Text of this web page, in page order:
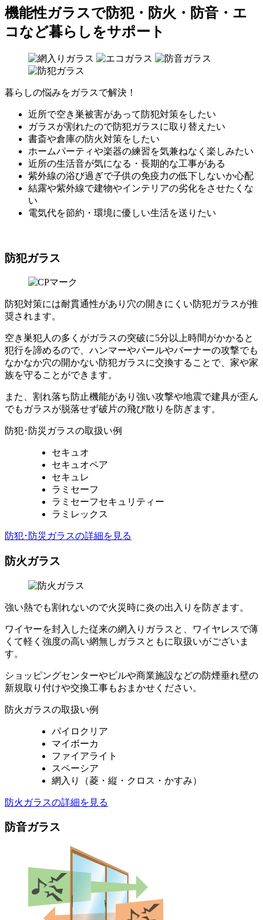
機能性ガラスで防犯・防火・防音・エ
コなど暮らしをサポート
暮らしの悩みをガラスで解決！
近所で空き巣被害があって防犯対策をしたい
ガラスが割れたので防犯ガラスに取り替えたい
書斎や倉庫の防火対策をしたい
ホームパーティや楽器の練習を気兼ねなく楽しみたい
近所の生活音が気になる・長期的な工事がある
紫外線の浴び過ぎで子供の免疫力の低下しないか心配
結露や紫外線で建物やインテリアの劣化をさせたくな
い
電気代を節約・環境に優しい生活を送りたい
防犯ガラス
防犯対策には耐貫通性があり穴の開きにくい防犯ガラスが推
奨されます。
空き巣犯人の多くがガラスの突破に5分以上時間がかかると
犯行を諦めるので、ハンマーやバールやバーナーの攻撃でも
なかなか穴の開かない防犯ガラスに交換することで、家や家
族を守ることができます。
また、割れ落ち防止機能があり強い攻撃や地震で建具が歪ん
でもガラスが脱落せず破片の飛び散りを防ぎます。
防犯･防災ガラスの取扱い例
セキュオ
セキュオペア
セキュレ
ラミセーフ
ラミセーフセキュリティー
ラミレックス
防犯･防災ガラスの詳細を見る
防火ガラス
強い熱でも割れないので火災時に炎の出入りを防ぎます。
ワイヤーを封入した従来の網入りガラスと、ワイヤレスで薄
くて軽く強度の高い網無しガラスともに取扱いがございま
す。
ショッピングセンターやビルや商業施設などの防煙垂れ壁の
新規取り付けや交換工事もおまかせください。
防火ガラスの取扱い例
パイロクリア
マイボーカ
ファイアライト
スペーシア
網入り（菱・縦・クロス・かすみ）
防火ガラスの詳細を見る
防音ガラス